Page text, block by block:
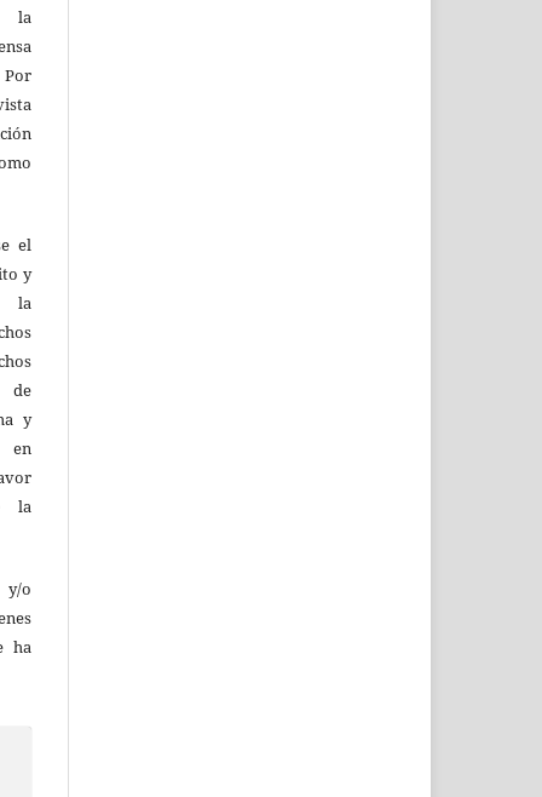
la
el
y
la
de
y
en
la
y/o
ha